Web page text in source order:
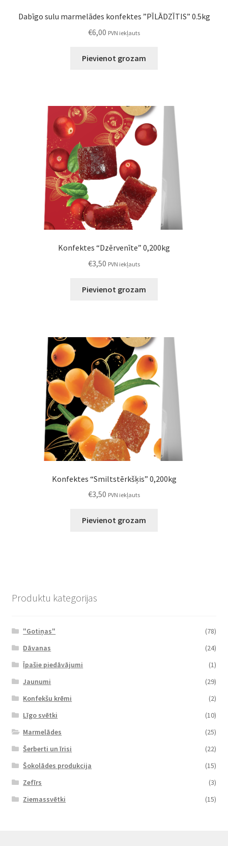
Dabīgo sulu marmelādes konfektes ”PĪLĀDZĪTIS” 0.5kg
€6,00 PVN iekļauts
Pievienot grozam
Konfektes “Dzērvenīte” 0,200kg
€3,50 PVN iekļauts
Pievienot grozam
Konfektes “Smiltstērkšķis” 0,200kg
€3,50 PVN iekļauts
Pievienot grozam
Produktu kategorijas
"Gotiņas"
(78)
Dāvanas
(24)
Īpašie piedāvājumi
(1)
Jaunumi
(29)
Konfekšu krēmi
(2)
Līgo svētki
(10)
Marmelādes
(25)
Šerberti un īrisi
(22)
Šokolādes produkcija
(15)
Zefīrs
(3)
Ziemassvētki
(15)